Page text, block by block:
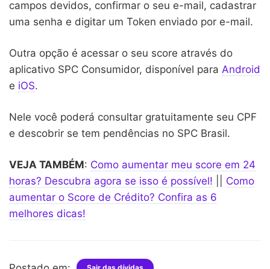
campos devidos, confirmar o seu e-mail, cadastrar
uma senha e digitar um Token enviado por e-mail.
Outra opção é acessar o seu score através do
aplicativo SPC Consumidor, disponível para Android
e iOS.
Nele você poderá consultar gratuitamente seu CPF
e descobrir se tem pendências no SPC Brasil.
VEJA TAMBÉM: Como aumentar meu score em 24
horas? Descubra agora se isso é possível!
Como
aumentar o Score de Crédito? Confira as 6
melhores dicas!